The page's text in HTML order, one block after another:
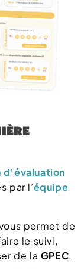
par l’équipe
permet de
le suivi,
de la GPEC.